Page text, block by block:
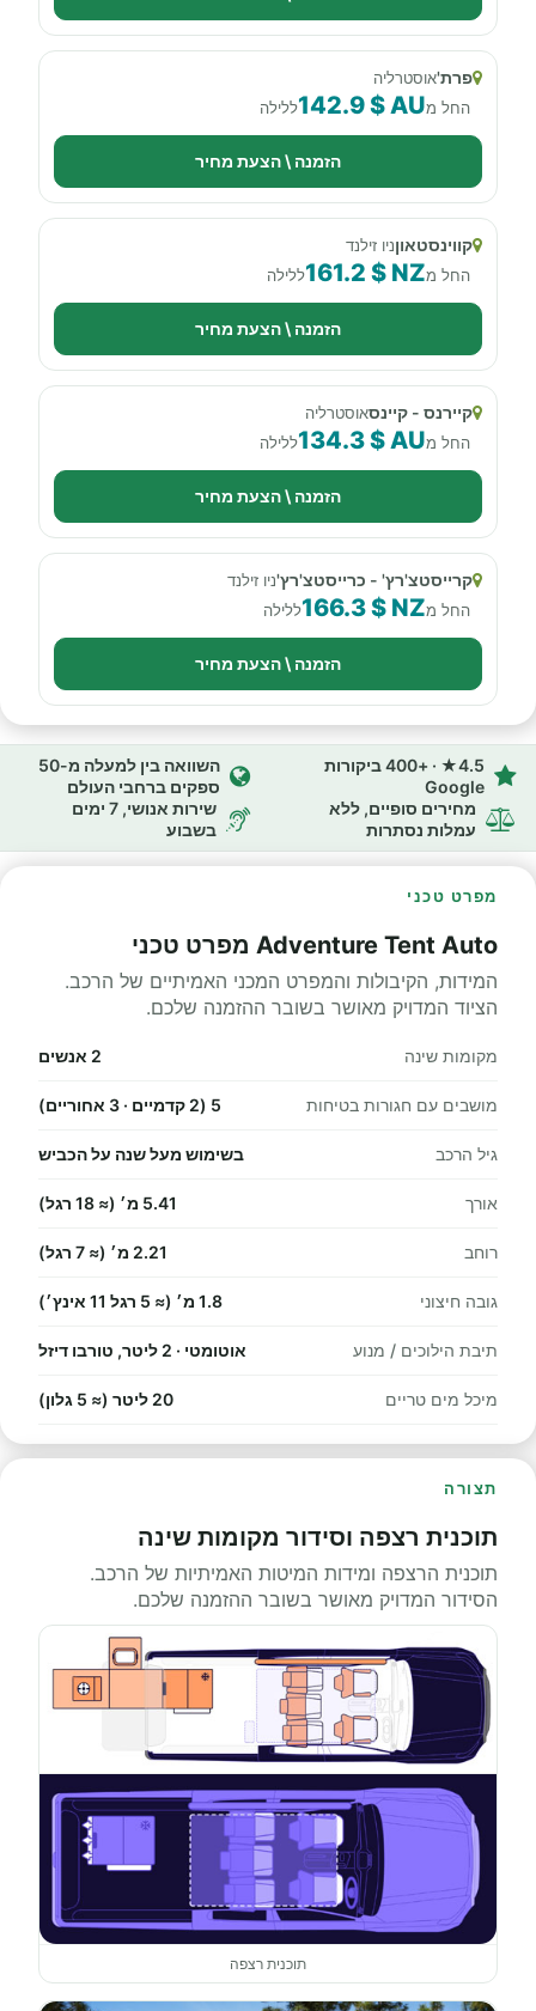
פרת'אוסטרליה
החל מ142.9 $ AUללילה
הזמנה \ הצעת מחיר
קווינסטאוןניו זילנד
החל מ161.2 $ NZללילה
הזמנה \ הצעת מחיר
קיירנס - קיינסאוסטרליה
החל מ134.3 $ AUללילה
הזמנה \ הצעת מחיר
קרייסטצ'רץ' - כרייסטצ'רץ'ניו זילנד
החל מ166.3 $ NZללילה
הזמנה \ הצעת מחיר
4.5★ · +400 ביקורות
Google
השוואה בין למעלה מ-50
ספקים ברחבי העולם
מחירים סופיים, ללא
עמלות נסתרות
שירות אנושי, 7 ימים
בשבוע
מפרט טכני
Adventure Tent Auto מפרט טכני
המידות, הקיבולות והמפרט המכני האמיתיים של הרכב.
הציוד המדויק מאושר בשובר ההזמנה שלכם.
מקומות שינה 2 אנשים
מושבים עם חגורות בטיחות 5 (2 קדמיים · 3 אחוריים)
גיל הרכב בשימוש מעל שנה על הכביש
אורך 5.41 מ׳ (≈ 18 רגל)
רוחב 2.21 מ׳ (≈ 7 רגל)
גובה חיצוני 1.8 מ׳ (≈ 5 רגל 11 אינץ׳)
תיבת הילוכים / מנוע אוטומטי · 2 ליטר, טורבו דיזל
מיכל מים טריים 20 ליטר (≈ 5 גלון)
תצורה
תוכנית רצפה וסידור מקומות שינה
תוכנית הרצפה ומידות המיטות האמיתיות של הרכב.
הסידור המדויק מאושר בשובר ההזמנה שלכם.
תוכנית רצפה